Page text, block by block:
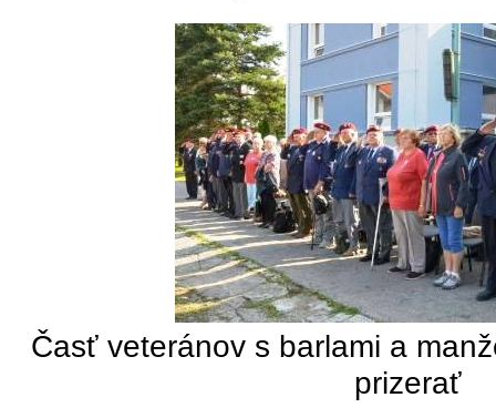
Časť veteránov s barlami a
prizerať